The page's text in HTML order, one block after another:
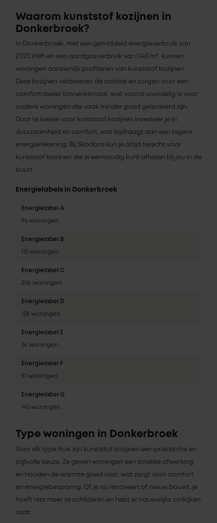
Waarom kunststof kozijnen in
Donkerbroek?
In Donkerbroek, met een gemiddeld energieverbruik van
2.920 kWh en een aardgasverbruik van 1.140 m³, kunnen
woningen aanzienlijk profiteren van kunststof kozijnen.
Deze kozijnen verbeteren de isolatie en zorgen voor een
comfortabeler binnenklimaat, wat vooral voordelig is voor
oudere woningen die vaak minder goed geïsoleerd zijn.
Door te kiezen voor kunststof kozijnen investeer je in
duurzaamheid en comfort, wat bijdraagt aan een lagere
energierekening. Bij Skodora kun je altijd terecht voor
kunststof kozijnen die je eenvoudig kunt afhalen bij jou in de
buurt.
Energielabels in Donkerbroek
Energielabel A
96 woningen
Energielabel B
115 woningen
Energielabel C
206 woningen
Energielabel D
128 woningen
Energielabel E
36 woningen
Energielabel F
91 woningen
Energielabel G
140 woningen
Type woningen in Donkerbroek
Voor elk type huis zijn kunststof kozijnen een praktische en
stijlvolle keuze. Ze geven woningen een strakke afwerking
en houden de warmte goed vast, wat zorgt voor comfort
en energiebesparing. Of je nu renoveert of nieuw bouwt, je
hoeft niet meer te schilderen en hebt er nauwelijks omkijken
naar.